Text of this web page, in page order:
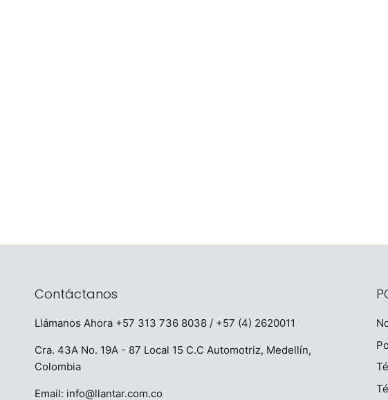
Contáctanos
Llámanos Ahora +57 313 736 8038 / +57 (4) 2620011
Cra. 43A No. 19A - 87 Local 15 C.C Automotriz, Medellín,
Colombia
Email: info@llantar.com.co